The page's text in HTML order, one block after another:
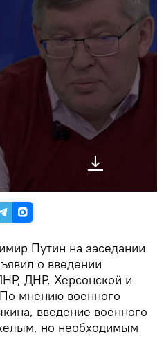
Путин на заседании
о введении
ДНР, Херсонской и
мнению военного
введение военного
но необходимым